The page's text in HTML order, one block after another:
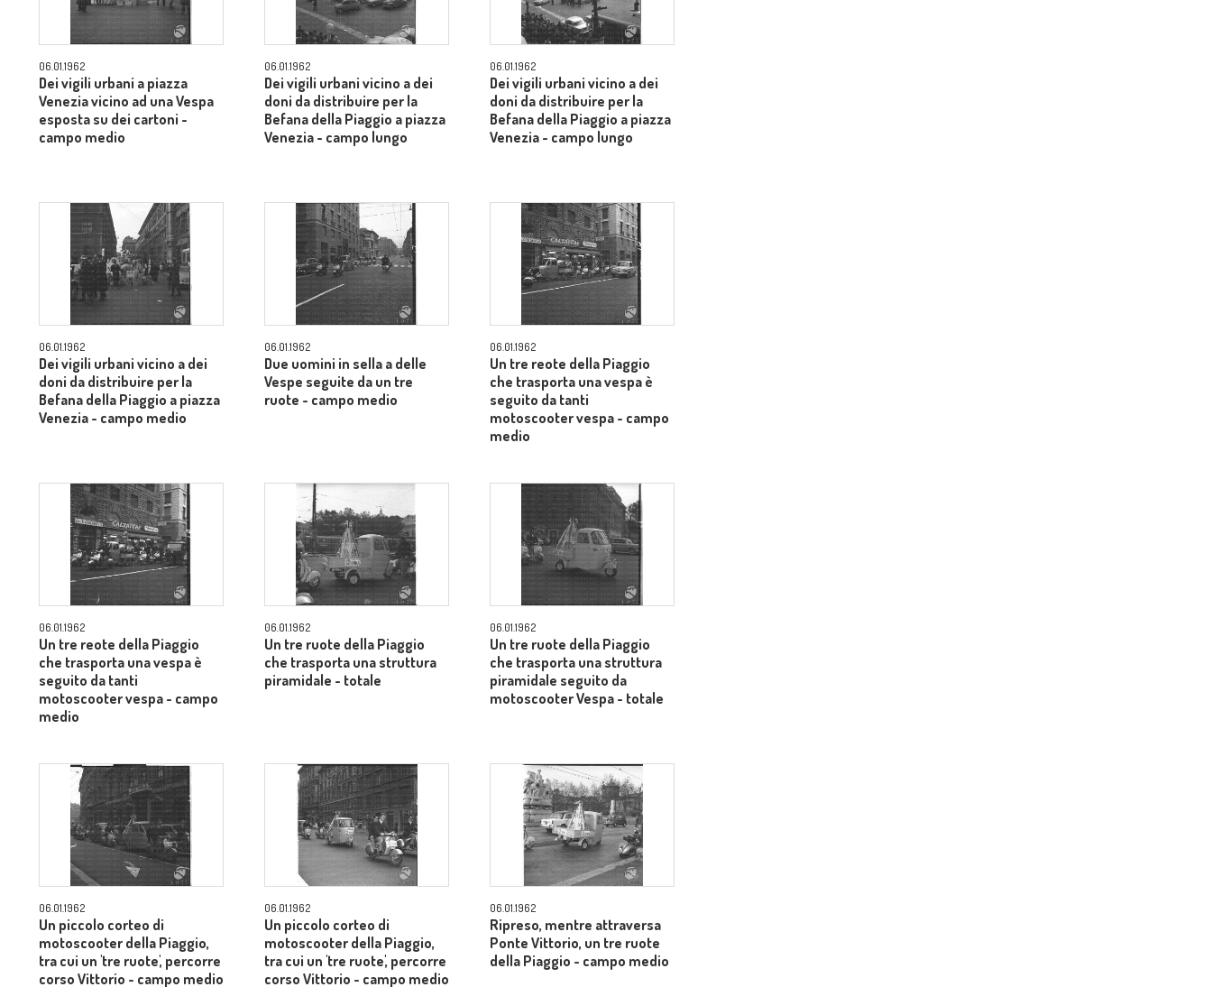
06.01.1962
Dei vigili urbani a piazza
Venezia vicino ad una Vespa
esposta su dei cartoni -
campo medio
06.01.1962
Dei vigili urbani vicino a dei
doni da distribuire per la
Befana della Piaggio a piazza
Venezia - campo lungo
06.01.1962
Dei vigili urbani vicino a dei
doni da distribuire per la
Befana della Piaggio a piazza
Venezia - campo lungo
06.01.1962
Dei vigili urbani vicino a dei
doni da distribuire per la
Befana della Piaggio a piazza
Venezia - campo medio
06.01.1962
Due uomini in sella a delle
Vespe seguite da un tre
ruote - campo medio
06.01.1962
Un tre reote della Piaggio
che trasporta una vespa è
seguito da tanti
motoscooter vespa - campo
medio
06.01.1962
Un tre reote della Piaggio
che trasporta una vespa è
seguito da tanti
motoscooter vespa - campo
medio
06.01.1962
Un tre ruote della Piaggio
che trasporta una struttura
piramidale - totale
06.01.1962
Un tre ruote della Piaggio
che trasporta una struttura
piramidale seguito da
motoscooter Vespa - totale
06.01.1962
Un piccolo corteo di
motoscooter della Piaggio,
tra cui un 'tre ruote', percorre
corso Vittorio - campo medio
06.01.1962
Un piccolo corteo di
motoscooter della Piaggio,
tra cui un 'tre ruote', percorre
corso Vittorio - campo medio
06.01.1962
Ripreso, mentre attraversa
Ponte Vittorio, un tre ruote
della Piaggio - campo medio